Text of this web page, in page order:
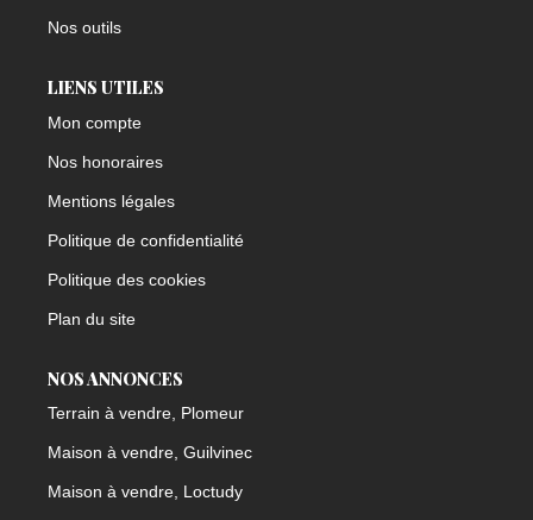
Nos outils
LIENS UTILES
Mon compte
Nos honoraires
Mentions légales
Politique de confidentialité
Politique des cookies
Plan du site
NOS ANNONCES
Terrain à vendre, Plomeur
Maison à vendre, Guilvinec
Maison à vendre, Loctudy